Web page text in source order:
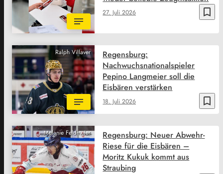
bookmark_border
27. Juli 2026
Ralph Villaver
bookmark_border
18. Juli 2026
Regensburg:
Nachwuchsnationalspieler
Pepino Langmeier soll die
Eisbären verstärken
Melanie Feldmeier
Regensburg: Neuer Abwehr-
Riese für die Eisbären –
Moritz Kukuk kommt aus
Straubing